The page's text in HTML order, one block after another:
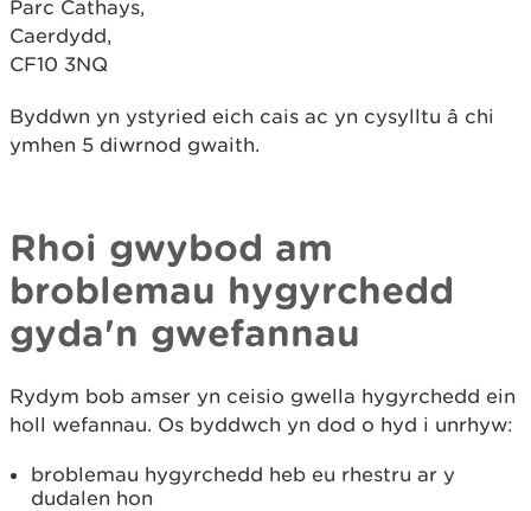
Parc Cathays,
Caerdydd,
CF10 3NQ
Byddwn yn ystyried eich cais ac yn cysylltu â chi
ymhen 5 diwrnod gwaith.
Rhoi gwybod am
broblemau hygyrchedd
gyda'n gwefannau
Rydym bob amser yn ceisio gwella hygyrchedd ein
holl wefannau. Os byddwch yn dod o hyd i unrhyw:
broblemau hygyrchedd heb eu rhestru ar y
dudalen hon